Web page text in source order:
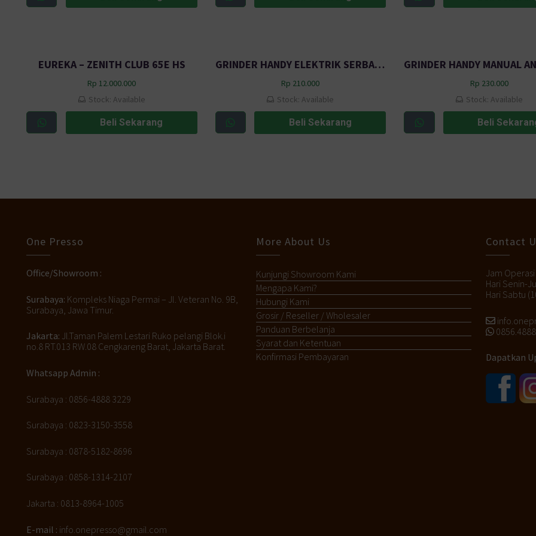
EUREKA – ZENITH CLUB 65E HS
Rp 12.000.000
Stock: Available
Beli Sekarang
GRINDER HANDY ELEKTRIK SERBAGUNA STEEL BLADES EU PLUG 130W DQ287800 SILVER BLACK AFF
Rp 210.000
Stock: Available
Beli Sekarang
Rp 230.000
Stock: Available
Beli
One Presso
Office/Showroom :
Surabaya: Kompleks Niaga Permai – Jl. Veteran No. 9B,
Surabaya, Jawa Timur.
Jakarta: Jl.Taman Palem Lestari Ruko pelangi Blok.i
no.8 RT.013 RW.08 Cengkareng Barat, Jakarta Barat.
Whatsapp Admin :
Surabaya : 0856-4888 3229
Surabaya : 0823-3150-3558
Surabaya : 0878-5182-8696
Surabaya : 0858-1314-2107
Jakarta : 0813-8964-1005
E-mail : info.onepresso@gmail.com
More About Us
Kunjungi Showroom Kami
Mengapa Kami?
Hubungi Kami
Grosir / Reseller / Wholesaler
Panduan Berbelanja
Syarat dan Ketentuan
Konfirmasi Pembayaran
Contact
Jam
Hari Senin-
Hari Sabtu
Dapatkan